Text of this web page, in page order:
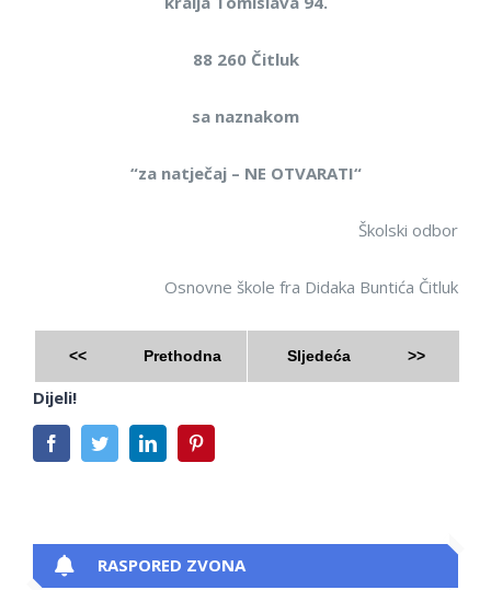
88 260 Čitluk
sa naznakom
“za natječaj– NE OTVARATI“
Školski odbor
Osnovne škole fra Didaka Buntića Čitluk
<< Prethodna Sljedeća >>
Dijeli!
FacebookTwitterLinkedIn
RASPORED ZVONA